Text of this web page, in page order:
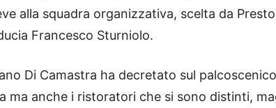
alla squadra organizzativa, scelta da
Francesco Sturniolo.
Di Camastra ha decretato sul
ma anche i ristoratori che si sono distinti,